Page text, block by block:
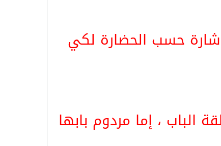
حسب الحضارة لكي
، إما مردوم بابها